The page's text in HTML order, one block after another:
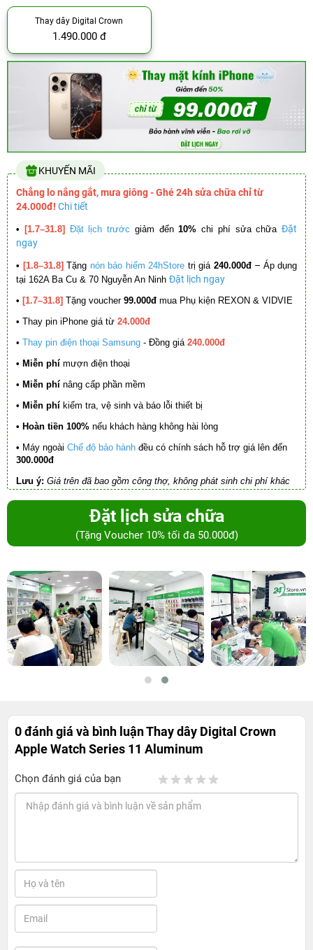
Thay dây Digital Crown
1.490.000 đ
KHUYẾN MÃI
Chẳng lo nắng gắt, mưa giông - Ghé 24h sửa chữa chỉ từ
24.000đ! Chi tiết
• [1.7–31.8] Đặt lịch trước giảm đến10% chi phí sửa chữa Đặt
ngay
• [1.8–31.8] Tặng nón bảo hiểm 24hStore trị giá 240.000đ – Áp dụng
tại 162A Ba Cu & 70 Nguyễn An Ninh Đặt lịch ngay
• [1.7–31.8] Tặng voucher 99.000đ mua Phụ kiện REXON & VIDVIE
• Thay pin iPhone giá từ 24.000đ
• Thay pin điện thoại Samsung - Đồng giá 240.000đ
• Miễn phí mượn điện thoại
• Miễn phí nâng cấp phần mềm
• Miễn phí kiểm tra, vệ sinh và báo lỗi thiết bị
• Hoàn tiền 100% nếu khách hàng không hài lòng
• Máy ngoài Chế độ bảo hành đều có chính sách hỗ trợ giá lên đến
300.000đ
Lưu ý: Giá trên đã bao gồm công thợ, không phát sinh chi phí khác
Đặt lịch sửa chữa
(Tặng Voucher 10% tối đa 50.000đ)
0 đánh giá và bình luậnThay dây Digital Crown
Apple Watch Series 11 Aluminum
Chọn đánh giá của bạn